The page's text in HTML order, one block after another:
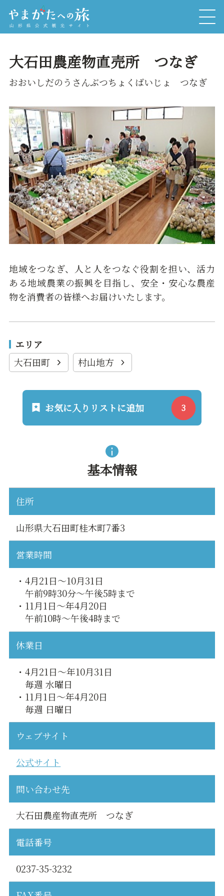
大石田農産物直売所 つなぎ
おおいしだのうさんぶつちょくばいじょ つなぎ
地域をつなぎ、人と人をつなぐ役割を担い、活力
ある地域農業の振興を目指し、安全・安心な農産
物を消費者の皆様へお届けいたします。
エリア
大石田町
村山地方
お気に入りリストに追加
基本情報
住所
山形県大石田町桂木町7番3
営業時間
・4月21日～10月31日
午前9時30分～午後5時まで
・11月1日～年4月20日
午前10時～午後4時まで
休業日
・4月21日～年10月31日
毎週 水曜日
・11月1日～年4月20日
毎週 日曜日
ウェブサイト
公式サイト
問い合わせ先
大石田農産物直売所 つなぎ
電話番号
0237-35-3232